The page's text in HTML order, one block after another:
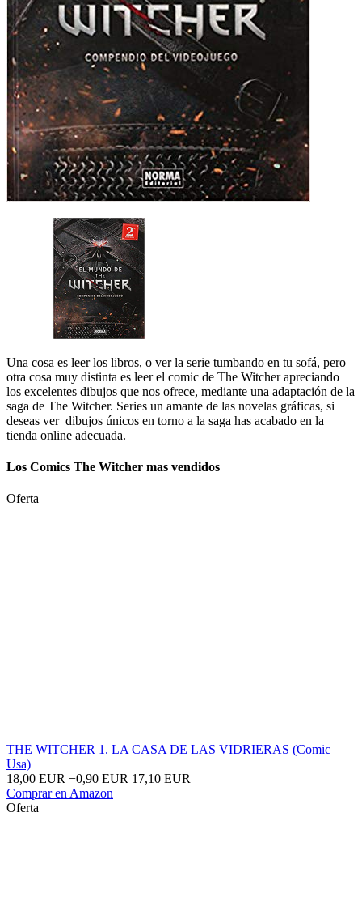
Una cosa es leer los libros, o ver la serie tumbando en tu sofá, pero
otra cosa muy distinta es leer el comic de The Witcher apreciando
los excelentes dibujos que nos ofrece, mediante una adaptación de la
saga de The Witcher. Series un amante de las novelas gráficas, si
deseas ver dibujos únicos en torno a la saga has acabado en la
tienda online adecuada.
Los Comics The Witcher mas vendidos
Oferta
THE WITCHER 1. LA CASA DE LAS VIDRIERAS (Comic
Usa)
18,00 EUR −0,90 EUR 17,10 EUR
Comprar en Amazon
Oferta